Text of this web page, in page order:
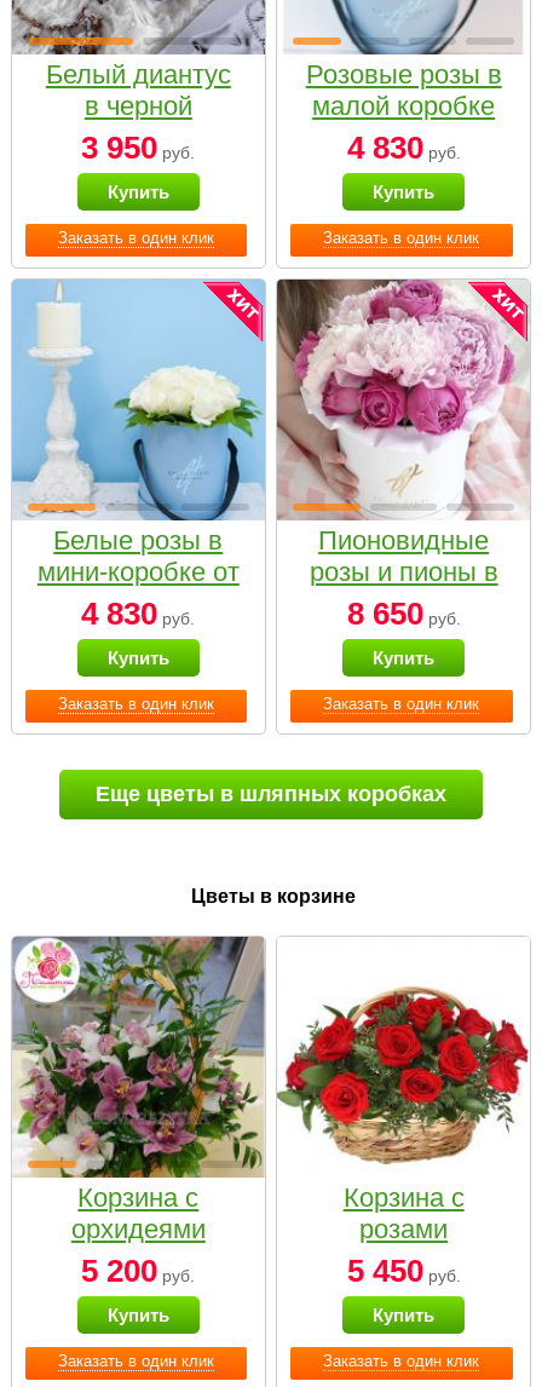
Заказать в один клик
Белый диантус
в черной
коробке Small
3 950 руб.
Купить
Заказать в один клик
Розовые розы в
малой коробке
4 830руб.
Купить
Заказать в один клик
Белые розы в
мини-коробке от
Bella Fiori
4 830 руб.
Купить
Заказать в один клик
Пионовидные
розы и пионы в
белой коробке
Small
8 650руб.
Купить
Еще цветы в шляпных коробках
Цветы в корзине
Заказать в один клик
Корзина с
орхидеями
малая
5 200 руб.
Купить
Заказать в один клик
Корзина с
розами
«Красный
Париж»
5 450руб.
Купить